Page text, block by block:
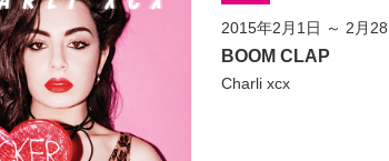
2015年2月1日 ～ 2月28
BOOM CLAP
Charli xcx